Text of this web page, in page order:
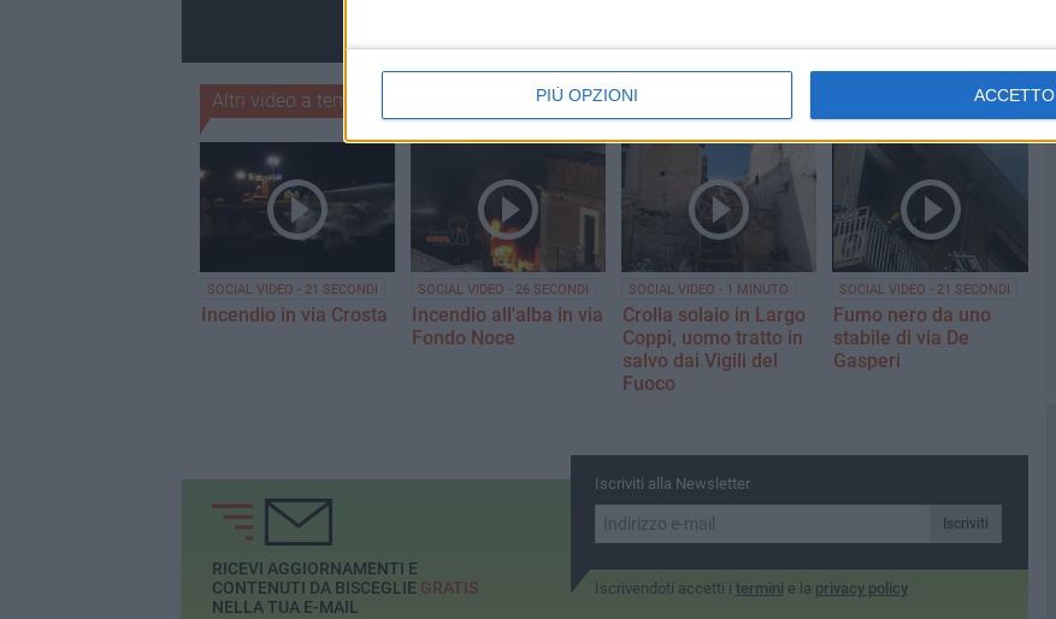
PIÙ OPZIONI ACCETTO
Altri video a tema
SOCIAL VIDEO - 21 SECONDI
Incendio in via Crosta
SOCIAL VIDEO - 26 SECONDI
Incendio all'alba in via
Fondo Noce
SOCIAL VIDEO - 1 MINUTO
Crolla solaio in Largo
Coppi, uomo tratto in
salvo dai Vigili del
Fuoco
SOCIAL VIDEO - 21 SECONDI
Fumo nero da uno
stabile di via De
Gasperi
Iscriviti alla Newsletter
Iscriviti
Iscrivendoti accetti i termini e la privacy policy
RICEVI AGGIORNAMENTI E
CONTENUTI DA BISCEGLIE GRATIS
NELLA TUA E-MAIL